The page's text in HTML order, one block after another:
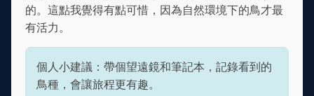
的。這點我覺得有點可惜，因為自然環境下的鳥才最
有活力。
個人小建議：帶個望遠鏡和筆記本，記錄看到的
鳥種，會讓旅程更有趣。